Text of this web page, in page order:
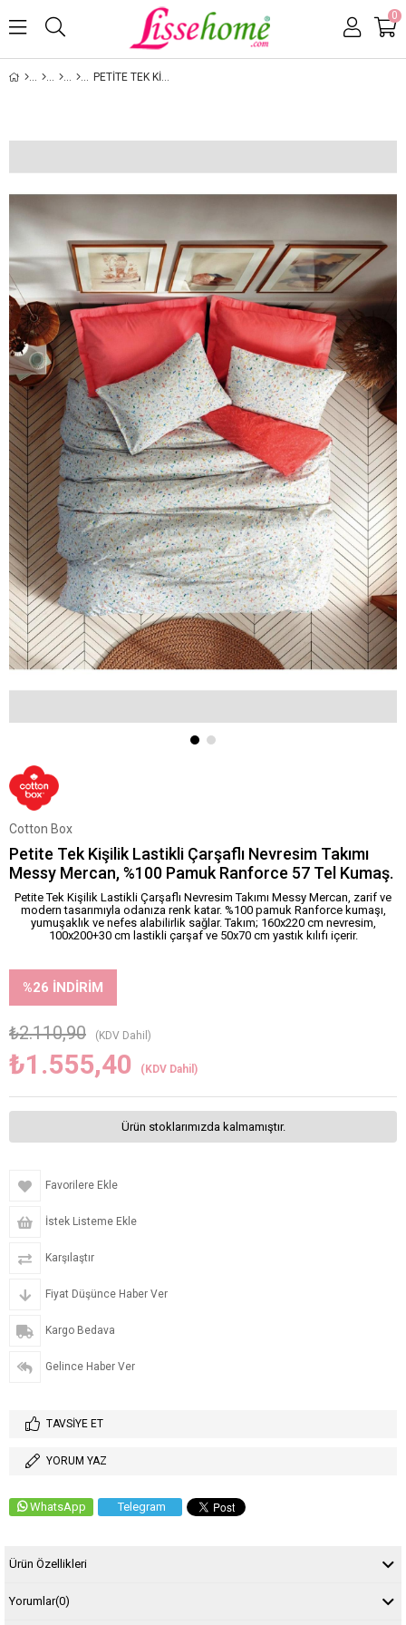
0
PETITE TEK KIŞILIK LASTIKLI ÇARŞAFLI NEVRESIM TAKIMI MESSY MERCAN, %100 PAMUK RANFORCE 57 TEL KUMAŞ.
Cotton Box
Petite Tek Kişilik Lastikli Çarşaflı Nevresim Takımı
Messy Mercan, %100 Pamuk Ranforce 57 Tel Kumaş.
Petite Tek Kişilik Lastikli Çarşaflı Nevresim Takımı Messy Mercan, zarif ve
modern tasarımıyla odanıza renk katar. %100 pamuk Ranforce kumaşı,
yumuşaklık ve nefes alabilirlik sağlar. Takım; 160x220 cm nevresim,
100x200+30 cm lastikli çarşaf ve 50x70 cm yastık kılıfı içerir.
%26 İNDIRIM
₺2.110,90 (KDV Dahil)
₺1.555,40 (KDV Dahil)
Ürün stoklarımızda kalmamıştır.
Favorilere Ekle
İstek Listeme Ekle
Karşılaştır
Fiyat Düşünce Haber Ver
Kargo Bedava
Gelince Haber Ver
TAVSIYE ET
YORUM YAZ
WhatsApp Telegram
Ürün Özellikleri
Yorumlar(0)